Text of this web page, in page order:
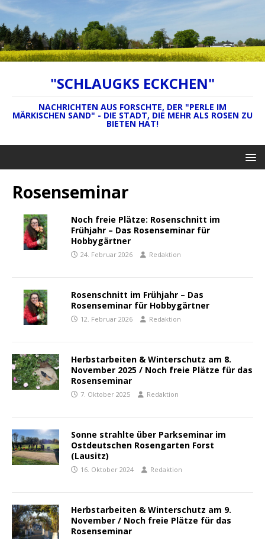
"SCHLAUGKS ECKCHEN"
NACHRICHTEN AUS FORSCHTE, DER "PERLE IM
MÄRKISCHEN SAND" - DIE STADT, DIE MEHR ALS ROSEN ZU
BIETEN HAT!
Rosenseminar
Noch freie Plätze: Rosenschnitt im
Frühjahr – Das Rosenseminar für
Hobbygärtner
24. Februar 2026 Redaktion
Rosenschnitt im Frühjahr – Das
Rosenseminar für Hobbygärtner
12. Februar 2026 Redaktion
Herbstarbeiten & Winterschutz am 8.
November 2025 / Noch freie Plätze für das
Rosenseminar
7. Oktober 2025 Redaktion
Sonne strahlte über Parkseminar im
Ostdeutschen Rosengarten Forst
(Lausitz)
16. Oktober 2024 Redaktion
Herbstarbeiten & Winterschutz am 9.
November / Noch freie Plätze für das
Rosenseminar